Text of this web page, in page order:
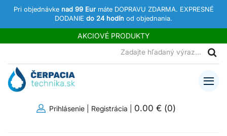
Pri objednávke nad 99 Eur máte DOPRAVU ZDARMA. EXPRESNÉ
DODANIE do 24 hodín od objednania.
AKCIOVÉ PRODUKTY
Prihlásenie Registrácia 0.00 € (0)